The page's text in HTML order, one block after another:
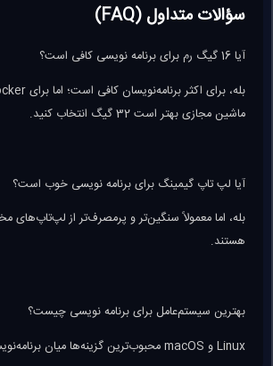
سؤالات متداول (FAQ)
آیا 16 گیگ رم برای برنامه نویسی کافی است؟
ماشین مجازی بهتر است 32 گیگ انتخاب کنید.
آیا لپ تاپ گیمینگ برای برنامه نویسی خوب است؟
بله، اما معمولاً سنگین‌تر و پرمصرف‌تر از
هستند.
بهترین سیستم‌عامل برای برنامه نویسی چیست؟
Linux و macOS محبوب‌ترین گزینه‌ها میان برنامه‌نویسان حرفه‌ای هستند.